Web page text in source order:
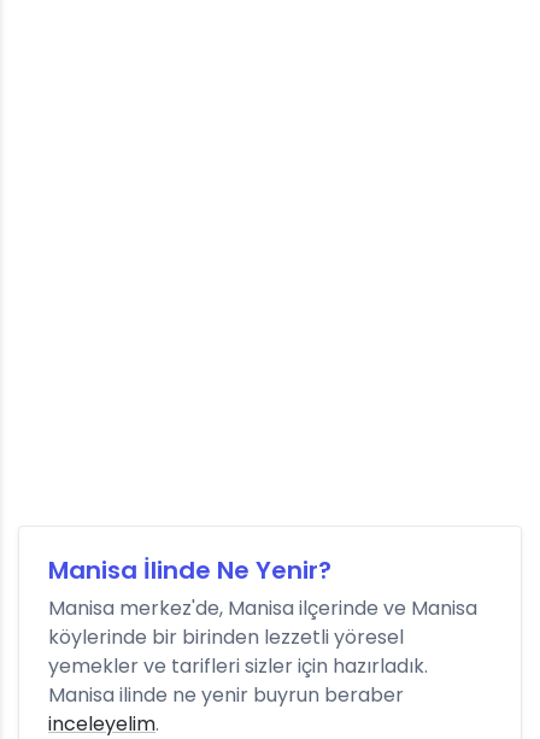
Manisa İlinde Ne Yenir?
Manisa merkez'de, Manisa ilçerinde ve Manisa
köylerinde bir birinden lezzetli yöresel
yemekler ve tarifleri sizler için hazırladık.
Manisa ilinde ne yenir buyrun beraber
inceleyelim.